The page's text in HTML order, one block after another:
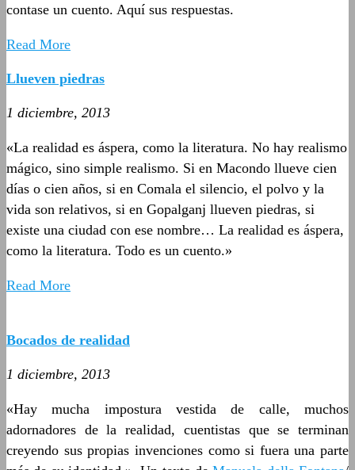
contase un cuento. Aquí sus respuestas.
Read More
Llueven piedras
1 diciembre, 2013
«La realidad es áspera, como la literatura. No hay realismo
mágico, sino simple realismo. Si en Macondo llueve cien
días o cien años, si en Comala el silencio, el polvo y la
vida son relativos, si en Gopalganj llueven piedras, si
existe una ciudad con ese nombre… La realidad es áspera,
como la literatura. Todo es un cuento.»
Read More
Bocados de realidad
1 diciembre, 2013
«Hay mucha impostura vestida de calle, muchos
adornadores de la realidad, cuentistas que se terminan
creyendo sus propias invenciones como si fuera una parte